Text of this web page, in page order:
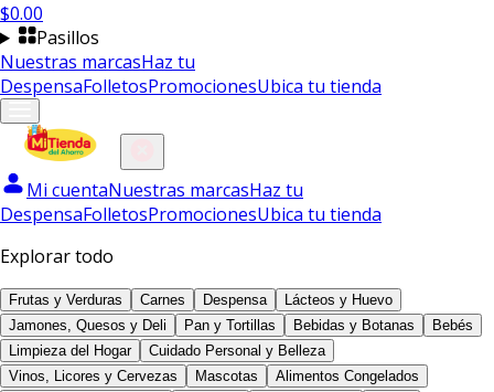
$0.00
Pasillos
Nuestras marcasHaz tu
DespensaFolletosPromocionesUbica tu tienda
Mi cuentaNuestras marcasHaz tu
DespensaFolletosPromocionesUbica tu tienda
Explorar todo
Frutas y Verduras Carnes Despensa
Lácteos y Huevo
Jamones, Quesos y Deli
Pan y Tortillas Bebidas y Botanas
Bebés
Limpieza del Hogar
Cuidado Personal y Belleza
Vinos, Licores y Cervezas
Mascotas
Alimentos Congelados